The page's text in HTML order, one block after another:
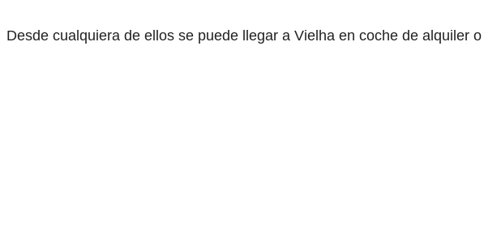
Desde cualquiera de ellos se puede llegar a Vielha en coche de alquiler